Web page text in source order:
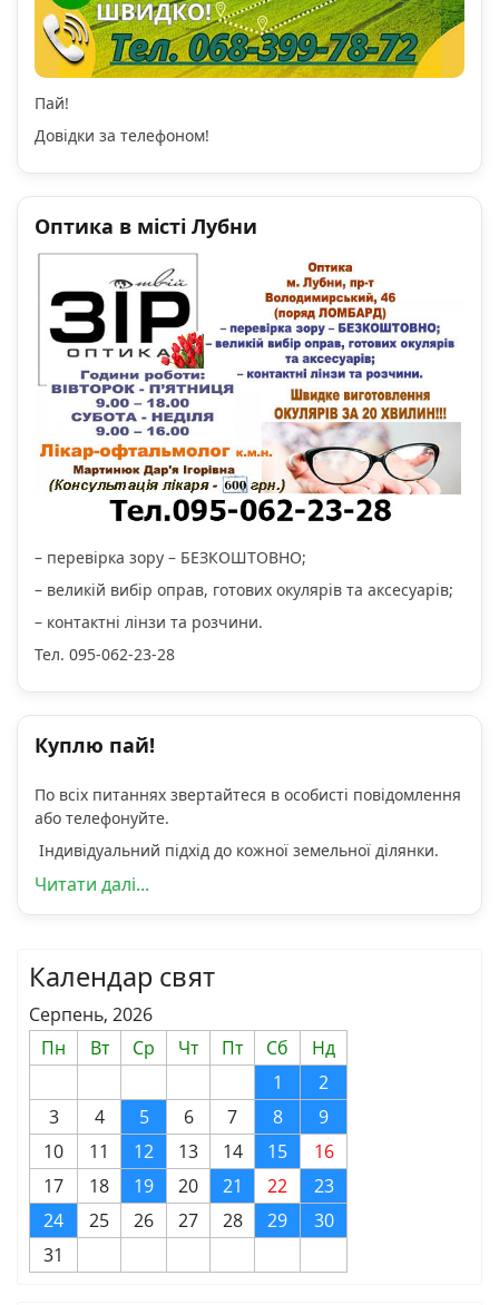
Пай!
Довідки за телефоном!
Оптика в місті Лубни
– перевірка зору – БЕЗКОШТОВНО;
– великій вибір оправ, готових окулярів та аксесуарів;
– контактні лінзи та розчини.
Тел. 095-062-23-28
Куплю пай!
По всіх питаннях звертайтеся в особисті повідомлення
або телефонуйте.
Індивідуальний підхід до кожної земельної ділянки.
Читати далі...
Календар свят
Серпень, 2026
Пн
Вт Ср Чт Пт Сб
Нд
1
2
3
4 5 6 7 8
9
10
11 12 13 14 15
16
17
18 19 20 21 22
23
24
25 26 27 28 29
30
31